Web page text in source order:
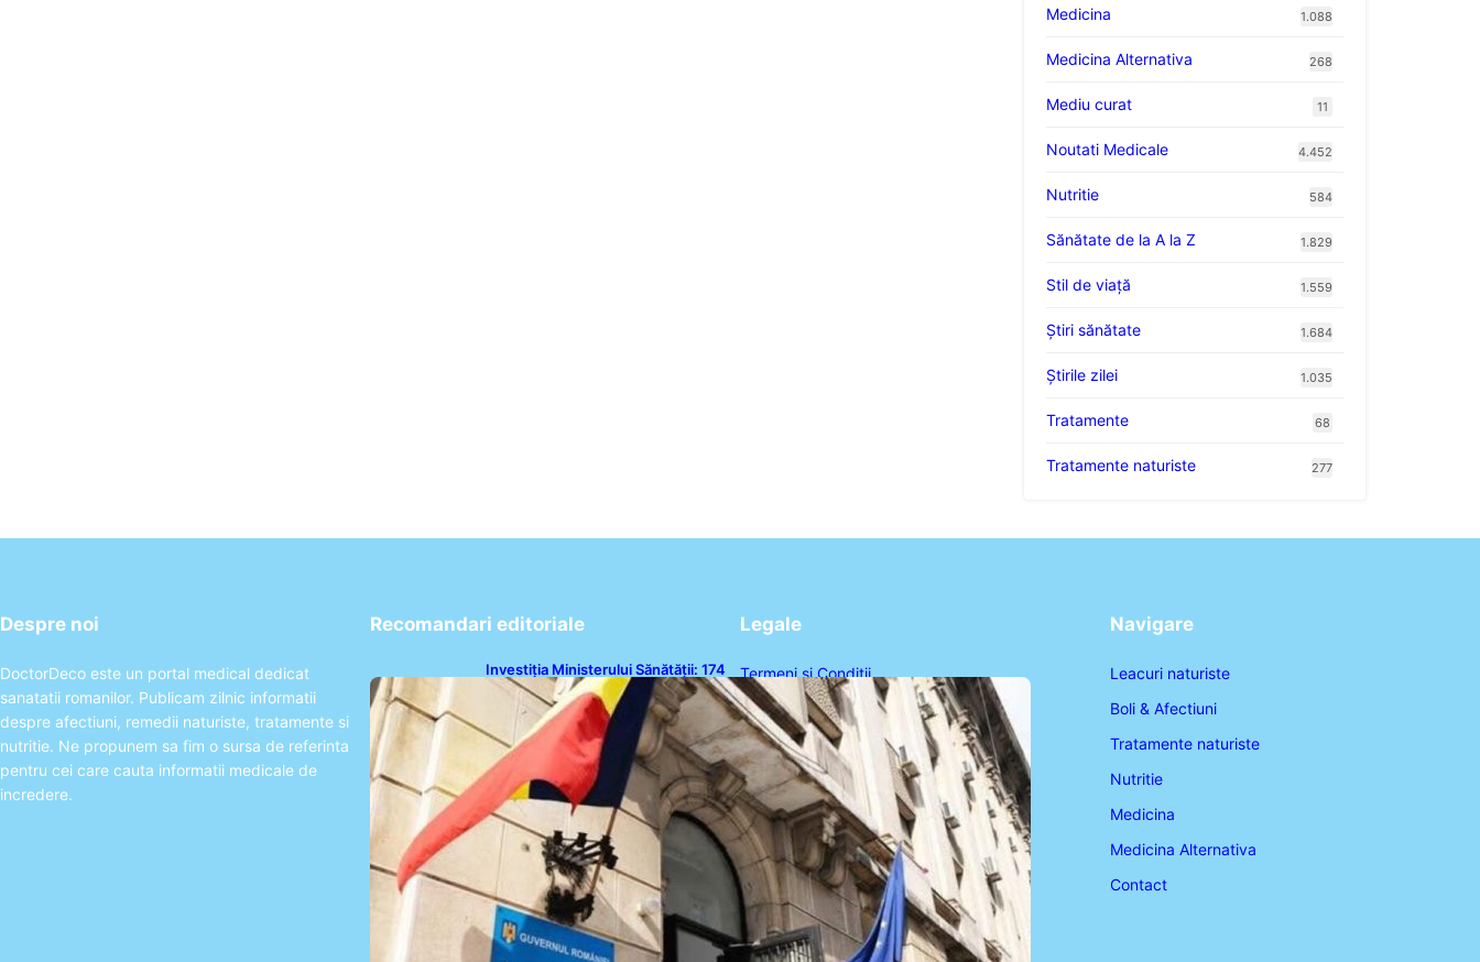
Medicina 1.088
Medicina Alternativa 268
Mediu curat 11
Noutati Medicale 4.452
Nutritie 584
Sănătate de la A la Z 1.829
Stil de viaţă 1.559
Ştiri sănătate 1.684
Știrile zilei 1.035
Tratamente 68
Tratamente naturiste 277
Despre noi
DoctorDeco este un portal medical dedicat
sanatatii romanilor. Publicam zilnic informatii
despre afectiuni, remedii naturiste, tratamente si
nutritie. Ne propunem sa fim o sursa de referinta
pentru cei care cauta informatii medicale de
incredere.
Recomandari editoriale
Investiția Ministerului Sănătății: 174
de milioane de lei pentru
modernizarea sistemului sanitar din
România
Legale
Termeni și Condiții
Politica de Confidențialitate
Politica de Cookies
Disclaimer
Contact
Navigare
Leacuri naturiste
Boli & Afectiuni
Tratamente naturiste
Nutritie
Medicina
Medicina Alternativa
Contact